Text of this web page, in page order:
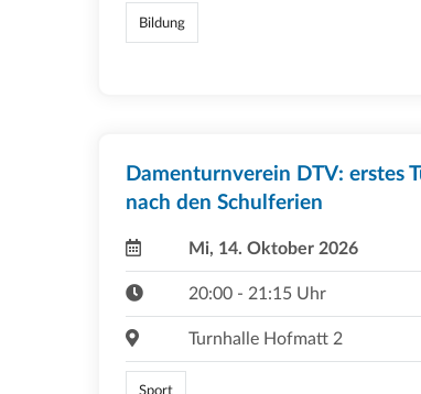
Bildung
Damenturnverein DTV: erstes
nach den Schulferien
Mi, 14. Oktober 2026
20:00 - 21:15 Uhr
Turnhalle Hofmatt 2
Sport